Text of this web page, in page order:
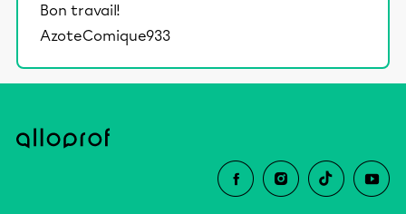
éducative.
Bon travail!
AzoteComique933